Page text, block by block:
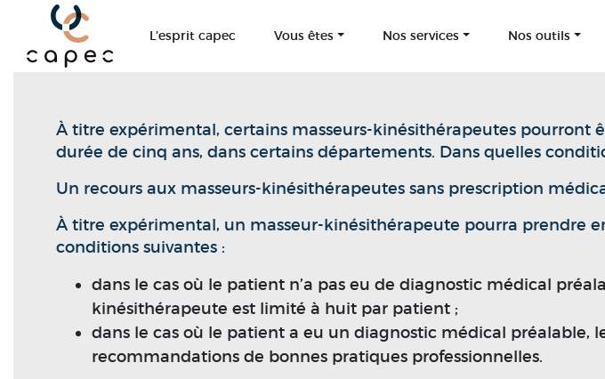
Panneau de gestion des cookies
L’esprit capec Vous êtes Nos services Nos outils
À titre expérimental, certains masseurs-kinésithérapeutes pourront
durée de cinq ans, dans certains départements. Dans quelles
Un recours aux masseurs-kinésithérapeutes sans prescription
À titre expérimental, un masseur-kinésithérapeute pourra prendre
conditions suivantes :
dans le cas où le patient n’a pas eu de diagnostic médical
kinésithérapeute est limité à huit par patient ;
dans le cas où le patient a eu un diagnostic médical
recommandations de bonnes pratiques professionnelles.